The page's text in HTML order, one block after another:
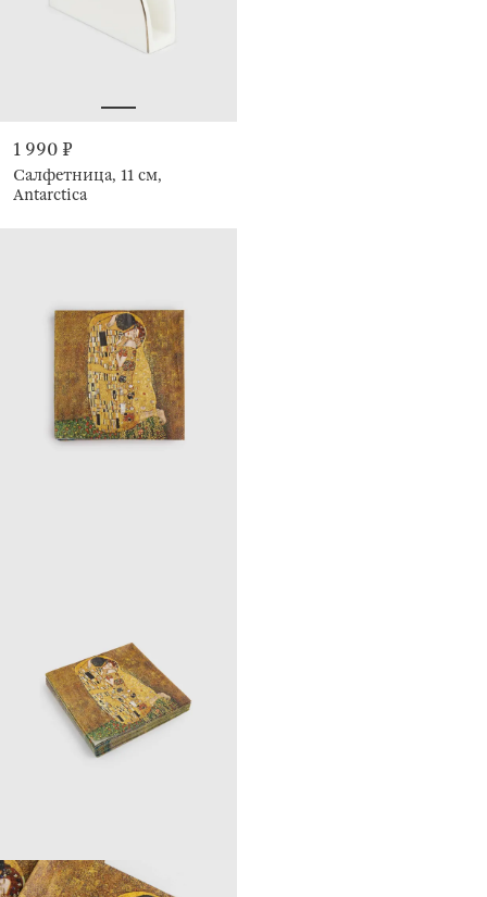
1 990 ₽
Салфетница, 11 см,
Antarctica